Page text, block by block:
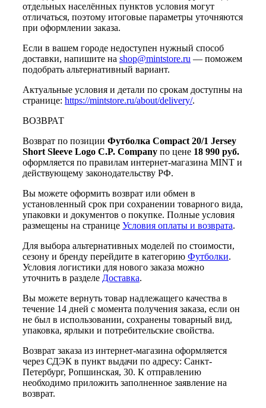
отдельных населённых пунктов условия могут
отличаться, поэтому итоговые параметры уточняются
при оформлении заказа.
Если в вашем городе недоступен нужный способ
доставки, напишите на shop@mintstore.ru — поможем
подобрать альтернативный вариант.
Актуальные условия и детали по срокам доступны на
странице: https://mintstore.ru/about/delivery/.
ВОЗВРАТ
Возврат по позиции Футболка Compact 20/1 Jersey
Short Sleeve Logo C.P. Company по цене 18 990 руб.
оформляется по правилам интернет-магазина MINT и
действующему законодательству РФ.
Вы можете оформить возврат или обмен в
установленный срок при сохранении товарного вида,
упаковки и документов о покупке. Полные условия
размещены на странице Условия оплаты и возврата.
Для выбора альтернативных моделей по стоимости,
сезону и бренду перейдите в категорию Футболки.
Условия логистики для нового заказа можно
уточнить в разделе Доставка.
Вы можете вернуть товар надлежащего качества в
течение 14 дней с момента получения заказа, если он
не был в использовании, сохранены товарный вид,
упаковка, ярлыки и потребительские свойства.
Возврат заказа из интернет-магазина оформляется
через СДЭК в пункт выдачи по адресу: Санкт-
Петербург, Ропшинская, 30. К отправлению
необходимо приложить заполненное заявление на
возврат.